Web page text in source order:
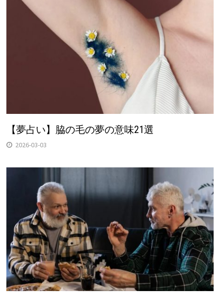
【夢占い】脇の毛の夢の意味21選
2026-03-03